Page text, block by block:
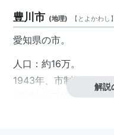
豊川市 (地理) 【 とよかわし 】
愛知県の市。
人口：約16万。
1943年、市制施行。
2010年2月1日に、宝飯
解説